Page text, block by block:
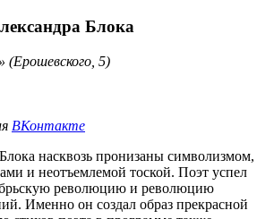
Блока
(Ерошевского, 5)
ВКонтакте
насквозь пронизаны символизмом,
и неотъемлемой тоской. Поэт успел
революцию и революцию
Именно он создал образ прекрасной